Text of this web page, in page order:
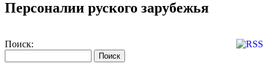
Персоналии руского зарубежья
Поиск: